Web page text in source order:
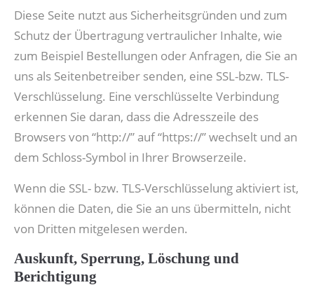
Diese Seite nutzt aus Sicherheitsgründen und zum
Schutz der Übertragung vertraulicher Inhalte, wie
zum Beispiel Bestellungen oder Anfragen, die Sie an
uns als Seitenbetreiber senden, eine SSL-bzw. TLS-
Verschlüsselung. Eine verschlüsselte Verbindung
erkennen Sie daran, dass die Adresszeile des
Browsers von “http://” auf “https://” wechselt und an
dem Schloss-Symbol in Ihrer Browserzeile.
Wenn die SSL- bzw. TLS-Verschlüsselung aktiviert ist,
können die Daten, die Sie an uns übermitteln, nicht
von Dritten mitgelesen werden.
Auskunft, Sperrung, Löschung und
Berichtigung